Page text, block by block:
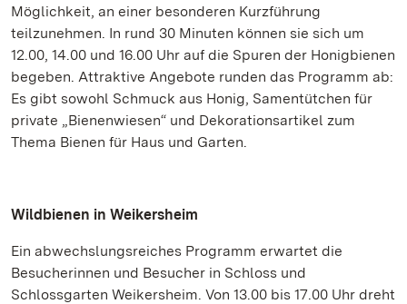
Möglichkeit, an einer besonderen Kurzführung
teilzunehmen. In rund 30 Minuten können sie sich um
12.00, 14.00 und 16.00 Uhr auf die Spuren der Honigbienen
begeben. Attraktive Angebote runden das Programm ab:
Es gibt sowohl Schmuck aus Honig, Samentütchen für
private „Bienenwiesen“ und Dekorationsartikel zum
Thema Bienen für Haus und Garten.
Wildbienen in Weikersheim
Ein abwechslungsreiches Programm erwartet die
Besucherinnen und Besucher in Schloss und
Schlossgarten Weikersheim. Von 13.00 bis 17.00 Uhr dreht